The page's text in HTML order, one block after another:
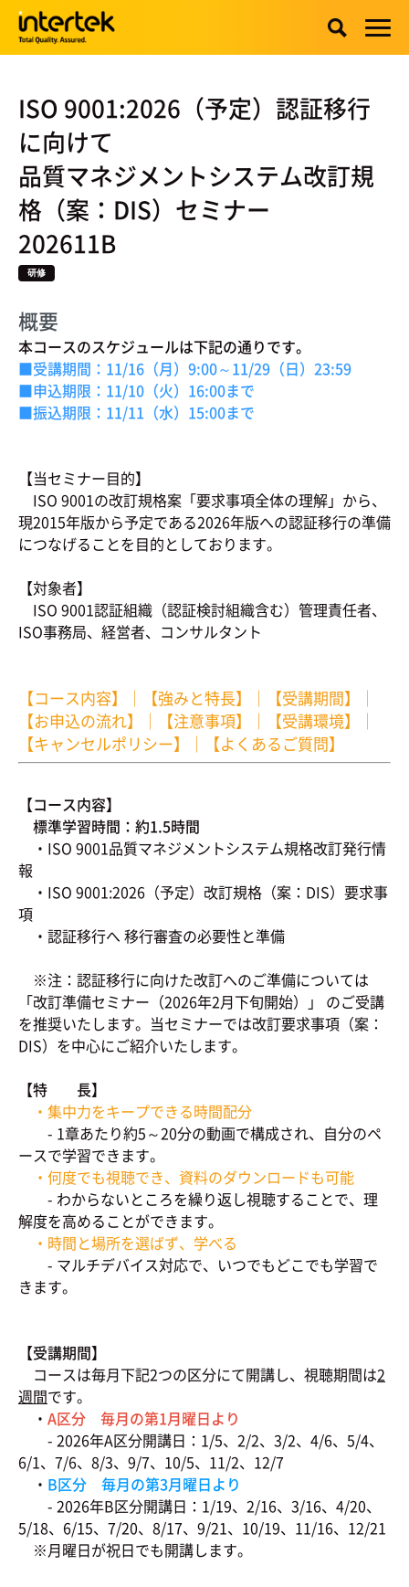
ISO 9001:2026（予定）認証移行
に向けて
品質マネジメントシステム改訂規
格（案：DIS）セミナー
202611B
研修
概要
本コースのスケジュールは下記の通りです。
■受講期間：11/16（月）9:00～11/29（日）23:59
■申込期限：11/10（火）16:00まで
■振込期限：11/11 （水）15:00まで
【当セミナー目的】
ISO 9001の改訂規格案「要求事項全体の理解」から、
現2015年版から予定である2026年版への認証移行の準備
につなげることを目的としております。
【対象者】
ISO 9001認証組織（認証検討組織含む）管理責任者、
ISO事務局、経営者、コンサルタント
【コース内容】 ｜ 【強みと特長】 ｜ 【受講期間】
｜
【お申込の流れ】
｜ 【注意事項】 ｜ 【受講環境】
｜
【キャンセルポリシー】
｜ 【よくあるご質問】
【コース内容】
標準学習時間：約1.5時間
・ISO 9001品質マネジメントシステム規格改訂発行情
報
・ISO 9001:2026（予定）改訂規格（案：DIS）要求事
項
・認証移行へ 移行審査の必要性と準備
※注：認証移行に向けた改訂へのご準備については
「改訂準備セミナー（2026年2月下旬開始）」 のご受講
を推奨いたします。当セミナーでは改訂要求事項（案：
DIS）を中心にご紹介いたします。
【特 長】
・集中力をキープできる時間配分
- 1章あたり約5～20分の動画で構成され、自分のペ
ースで学習できます。
・何度でも視聴でき、資料のダウンロードも可能
- わからないところを繰り返し視聴することで、理
解度を高めることができます。
・時間と場所を選ばず、学べる
- マルチデバイス対応で、いつでもどこでも学習で
きます。
【受講期間】
コースは毎月下記2つの区分にて開講し、視聴期間は2
週間です。
・ A区分 毎月の第1月曜日より
- 2026年A区分開講日：1/5、2/2、3/2、4/6、5/4、
6/1、7/6、8/3、9/7、10/5、11/2、12/7
・ B区分 毎月の第3月曜日より
- 2026年B区分開講日：1/19、2/16、3/16、4/20、
5/18、6/15、7/20、8/17、9/21、10/19、11/16、12/21
※月曜日が祝日でも開講します。